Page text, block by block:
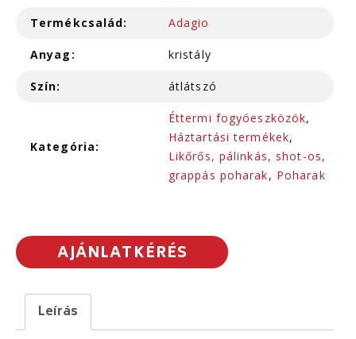
Termékcsalád: Adagio
Anyag: kristály
Szín: átlátszó
Kategória:
Éttermi fogyóeszközök,
Háztartási termékek,
Likőrős, pálinkás, shot-os,
grappás poharak, Poharak
AJÁNLATKÉRÉS
Leírás